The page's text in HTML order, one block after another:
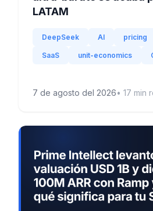
LATAM
DeepSeek AI pricing
SaaS unit-economics
7 de agosto del 2026• 17 min